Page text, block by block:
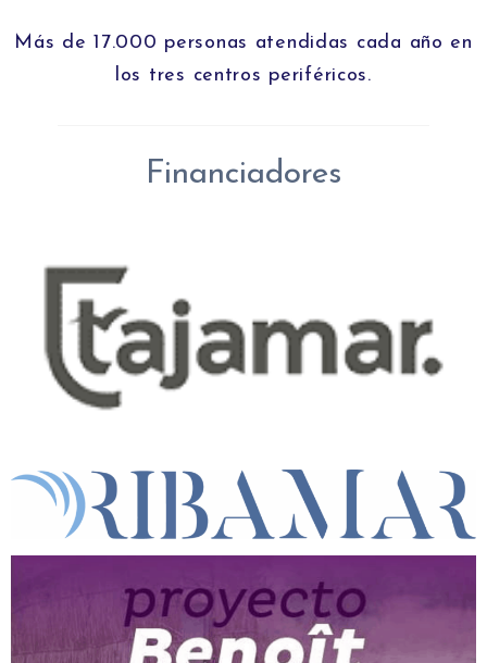
Más de 17.000 personas atendidas cada año en
los tres centros periféricos.
Financiadores